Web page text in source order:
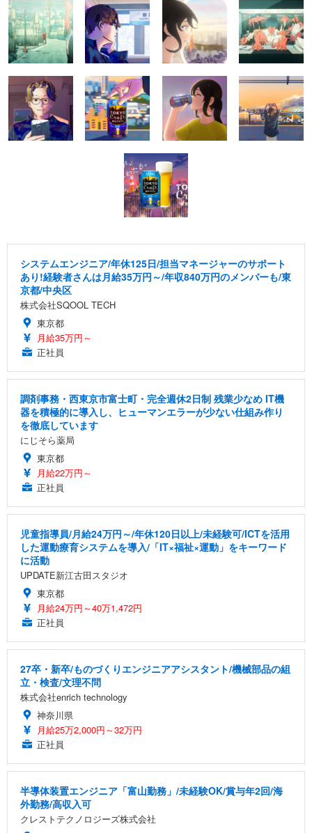
システムエンジニア/年休125日/担当マネージャーのサポート
あり!経験者さんは月給35万円～/年収840万円のメンバーも/東
京都/中央区
株式会社SQOOL TECH
東京都
月給35万円～
正社員
調剤事務・西東京市富士町・完全週休2日制 残業少なめ IT機
器を積極的に導入し、ヒューマンエラーが少ない仕組み作り
を徹底しています
にじそら薬局
東京都
月給22万円～
正社員
児童指導員/月給24万円～/年休120日以上/未経験可/ICTを活用
した運動療育システムを導入/「IT×福祉×運動」をキーワード
に活動
UPDATE新江古田スタジオ
東京都
月給24万円～40万1,472円
正社員
27卒・新卒/ものづくりエンジニアアシスタント/機械部品の組
立・検査/文理不問
株式会社enrich technology
神奈川県
月給25万2,000円～32万円
正社員
半導体装置エンジニア「富山勤務」/未経験OK/賞与年2回/海
外勤務/高収入可
クレストテクノロジーズ株式会社